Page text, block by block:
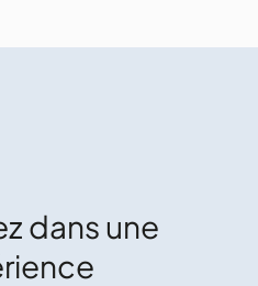
dans une